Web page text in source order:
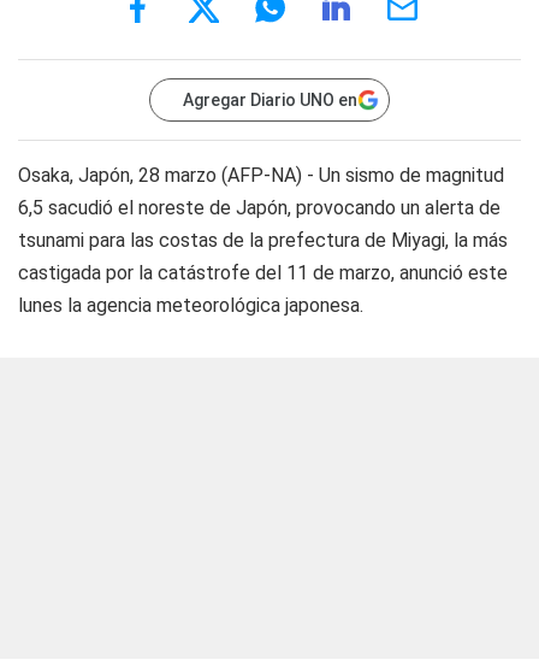
Agregar Diario UNO en
Osaka, Japón, 28 marzo (AFP-NA) - Un sismo de magnitud
6,5 sacudió el noreste de Japón, provocando un alerta de
tsunami para las costas de la prefectura de Miyagi, la más
castigada por la catástrofe del 11 de marzo, anunció este
lunes la agencia meteorológica japonesa.